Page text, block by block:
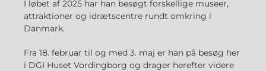
I løbet af 2025 har han besøgt forskellige museer,
attraktioner og idrætscentre rundt omkring i
Danmark.
Fra 18. februar til og med 3. maj er han på besøg her
i DGI Huset Vordingborg og drager herefter videre